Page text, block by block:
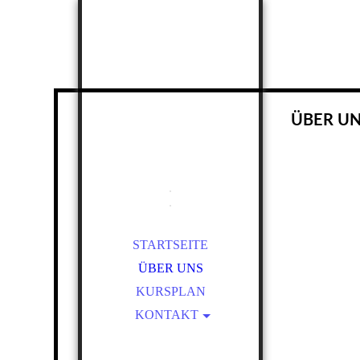
.
.
STARTSEITE
ÜBER UNS
KURSPLAN
KONTAKT
ÜBER